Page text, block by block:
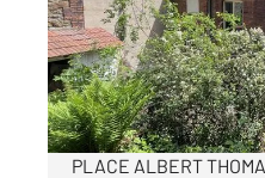
Appartement T5 à
205
Visiter le site dédié
PLACE ALBERT